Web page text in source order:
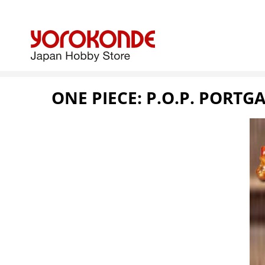
ONE PIECE: P.O.P.